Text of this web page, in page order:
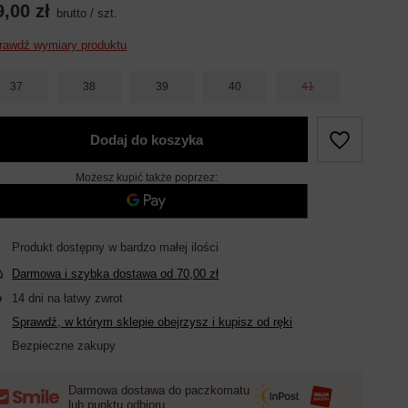
zł brutto /szt.
wymiary produktu
37 38 39 40 41
Dodaj do koszyka
Możesz kupić także poprzez:
Produkt dostępny w bardzo małej ilości
Darmowa i szybka dostawa od70,00 zł
14 dni na łatwy zwrot
Sprawdź, w którym sklepie obejrzysz i kupisz od ręki
Bezpieczne zakupy
Darmowa dostawa do paczkomatu
lub punktu odbioru